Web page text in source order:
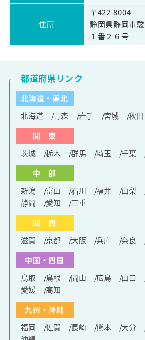
住所
〒422-8004
静岡県静岡市
１番２６号
北海道・東北
北海道
青森 岩手 宮城 秋田
関 東
茨城
栃木 群馬 埼玉 千葉
中 部
新潟
富山 石川 福井 山梨
静岡
愛知
三重
関 西
滋賀
京都 大阪 兵庫 奈良
中国・四国
鳥取
島根 岡山 広島 山口
愛媛
高知
九州・沖縄
福岡
佐賀 長崎 熊本 大分
都道府県リンク